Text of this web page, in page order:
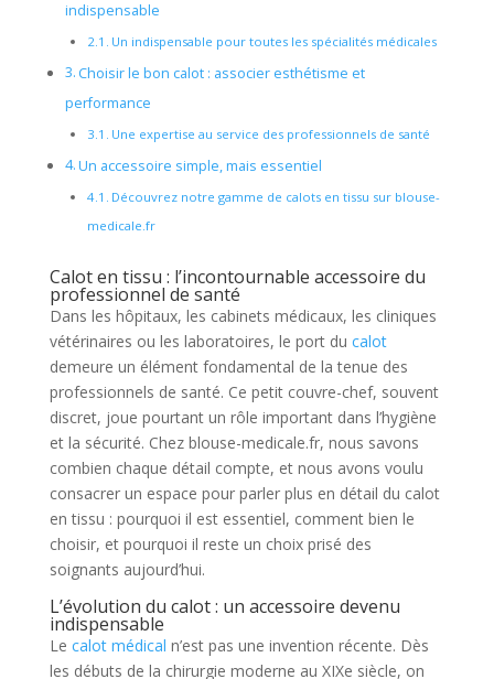
indispensable
Un indispensable pour toutes les spécialités médicales
Choisir le bon calot : associer esthétisme et
performance
Une expertise au service des professionnels de santé
Un accessoire simple, mais essentiel
Découvrez notre gamme de calots en tissu sur blouse-
medicale.fr
Calot en tissu : l’incontournable accessoire du
professionnel de santé
Dans les hôpitaux, les cabinets médicaux, les cliniques
vétérinaires ou les laboratoires, le port du calot
demeure un élément fondamental de la tenue des
professionnels de santé. Ce petit couvre-chef, souvent
discret, joue pourtant un rôle important dans l’hygiène
et la sécurité. Chez blouse-medicale.fr, nous savons
combien chaque détail compte, et nous avons voulu
consacrer un espace pour parler plus en détail du calot
en tissu : pourquoi il est essentiel, comment bien le
choisir, et pourquoi il reste un choix prisé des
soignants aujourd’hui.
L’évolution du calot : un accessoire devenu
indispensable
Le calot médical n’est pas une invention récente. Dès
les débuts de la chirurgie moderne au XIXe siècle, on